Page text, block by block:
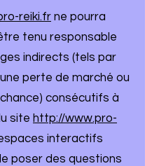
reiki.fr ne pourra
tenu responsable
indirects (tels par
perte de marché ou
consécutifs à
site http://www.pro-
interactifs
poser des questions